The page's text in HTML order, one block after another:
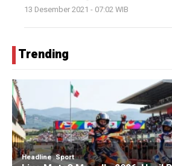
13 Desember 2021 - 07:02 WIB
Trending